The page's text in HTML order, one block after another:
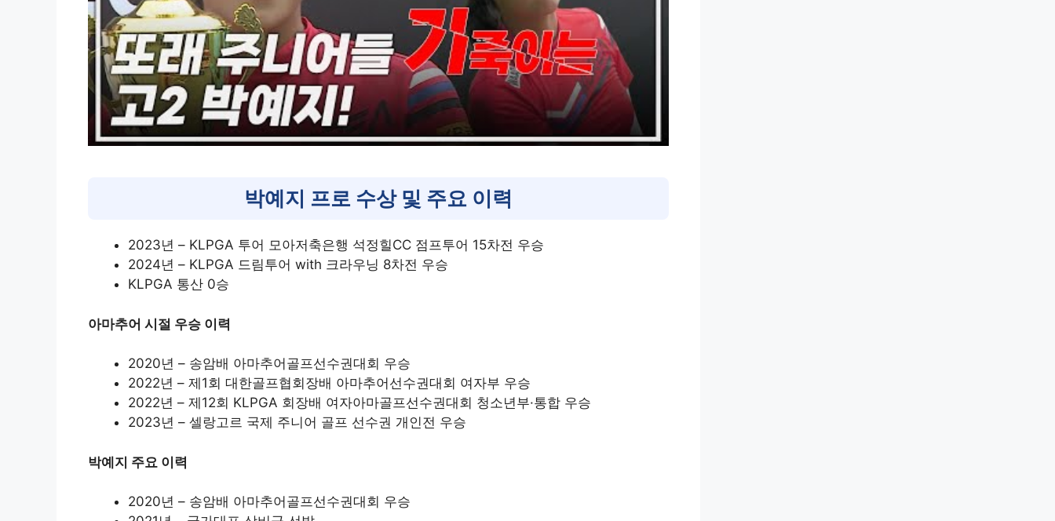
박예지 프로 수상 및 주요 이력
2023년 – KLPGA 투어 모아저축은행 석정힐CC 점프투어 15차전 우승
2024년 – KLPGA 드림투어 with 크라우닝 8차전 우승
KLPGA 통산 0승
아마추어 시절 우승 이력
2020년 – 송암배 아마추어골프선수권대회 우승
2022년 – 제1회 대한골프협회장배 아마추어선수권대회 여자부 우승
2022년 – 제12회 KLPGA 회장배 여자아마골프선수권대회 청소년부·통합 우승
2023년 – 셀랑고르 국제 주니어 골프 선수권 개인전 우승
박예지 주요 이력
2020년 – 송암배 아마추어골프선수권대회 우승